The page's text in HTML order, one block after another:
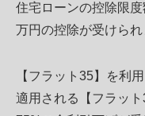
住宅ローンの控除限
万円の控除が受けられ
【フラット35】を利
適用される【フラッ